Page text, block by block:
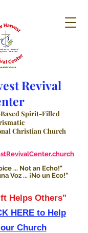
Revival
Spirit-Filled
Christian Church
... Not an Echo!"
Voz ... ¡No un Eco!"
Helps Others"
HERE to Help
Church